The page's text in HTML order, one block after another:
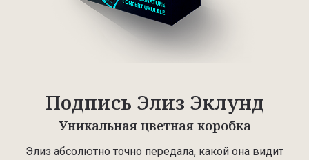
Подпись Элиз Эклунд
Уникальная цветная коробка
Элиз абсолютно точно передала, какой она видит